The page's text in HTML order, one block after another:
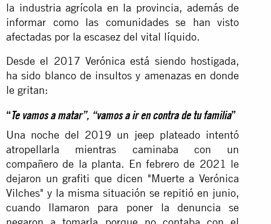
la industria agrícola en la provincia, además de
informar como las comunidades se han visto
afectadas por la escasez del vital líquido.
Desde el 2017 Verónica está siendo hostigada,
ha sido blanco de insultos y amenazas en donde
le gritan:
“Te vamos a matar”, “vamos a ir en contra de tu familia”
Una noche del 2019 un jeep plateado intentó
atropellarla mientras caminaba con un
compañero de la planta. En febrero de 2021 le
dejaron un grafiti que dicen "Muerte a Verónica
Vilches" y la misma situación se repitió en junio,
cuando llamaron para poner la denuncia se